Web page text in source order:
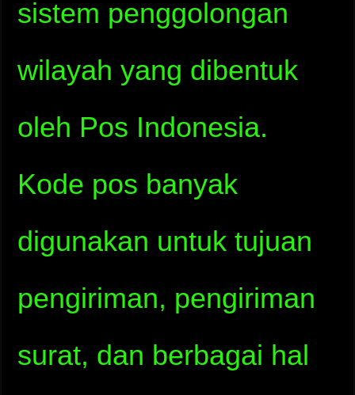
sistem penggolongan
wilayah yang dibentuk
oleh Pos Indonesia.
Kode pos banyak
digunakan untuk tujuan
pengiriman, pengiriman
surat, dan berbagai hal